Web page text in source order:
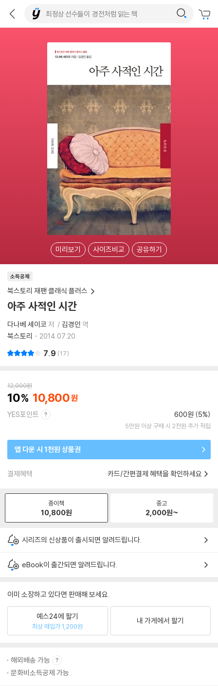
미리보기 사이즈비교 공유하기
소득공제
북스토리 재팬 클래식 플러스
아주 사적인 시간
다나베 세이코 저 김경인 역
북스토리
2014.07.20.
7.9 17
12,000원
10 10,800
YES포인트 600원 (5%)
5만원 이상 구매 시 2천원 추가 적립
앱 다운 시 1천원 상품권
결제혜택 카드/간편결제 혜택을 확인하세요
종이책
10,800원
중고
2,000원~
시리즈의 신상품이 출시되면 알려드립니다.
eBook이 출간되면 알려드립니다.
이미 소장하고 있다면 판매해 보세요.
예스24에 팔기
최상 매입가 1,200원
내 가게에서 팔기
해외배송 가능
문화비소득공제 가능